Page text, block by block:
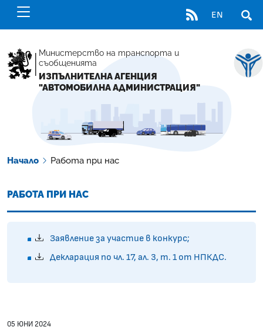
RSS EN
Министерство на транспорта и
съобщенията
ИЗПЪЛНИТЕЛНА АГЕНЦИЯ
"АВТОМОБИЛНА АДМИНИСТРАЦИЯ"
Начало Работа при нас
РАБОТА ПРИ НАС
Заявление за участие в конкурс;
Декларация по чл. 17, ал. 3, т. 1 от НПКДС.
05 ЮНИ 2024